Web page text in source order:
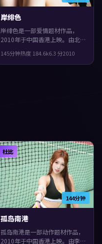
岸绯色
岸绯色是一部爱情题材作品，
2010年于中国香港上映。由北野
主演。一场意外把原本平行的人
生拧在一起，观感紧凑，值得推
145分钟热度 184.6k6.3 分2010
144分钟
杜比
孤岛南港
孤岛南港是一部动作题材作品，
2010年于中国香港上映。由李安